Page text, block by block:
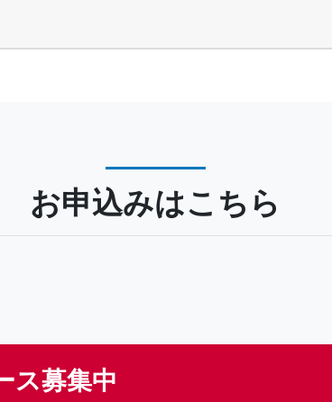
お申込みはこちら
ス募集中